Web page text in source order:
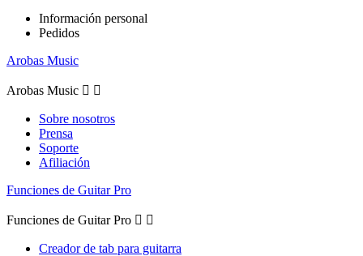
Información personal
Pedidos
Arobas Music
Arobas Music  
Sobre nosotros
Prensa
Soporte
Afiliación
Funciones de Guitar Pro
Funciones de Guitar Pro  
Creador de tab para guitarra